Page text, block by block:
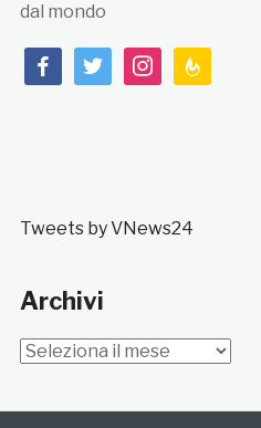
dal mondo
facebooktwitterinstagramfeedburner
Tweets by VNews24
Archivi
Archivi